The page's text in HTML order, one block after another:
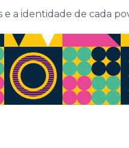
a identidade de cada